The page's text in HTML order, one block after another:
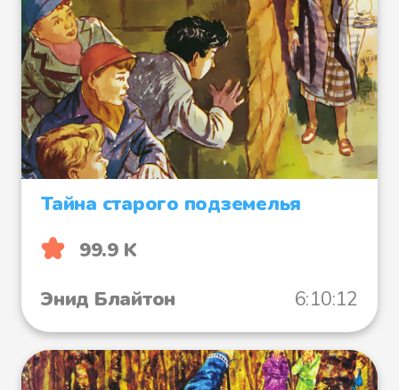
Тайна старого подземелья
99.9 K
Энид Блайтон
6:10:12